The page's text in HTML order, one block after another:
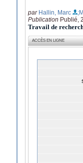
par Hallin, Marc
Publication Publié,
Travail de
ACCÈS EN LIGNE